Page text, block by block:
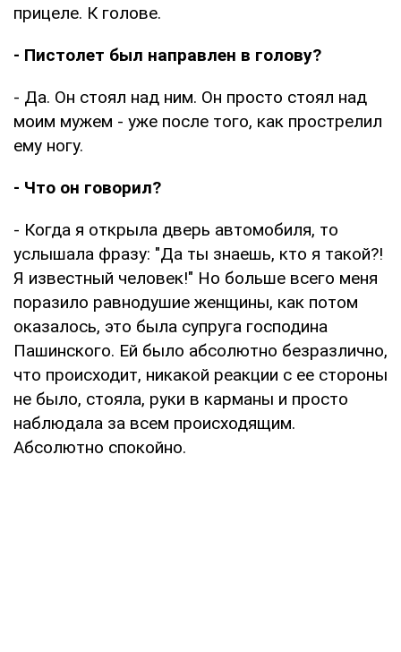
прицеле. К голове.
- Пистолет был направлен в голову?
- Да. Он стоял над ним. Он просто стоял над
моим мужем - уже после того, как прострелил
ему ногу.
- Что он говорил?
- Когда я открыла дверь автомобиля, то
услышала фразу: "Да ты знаешь, кто я такой?!
Я известный человек!" Но больше всего меня
поразило равнодушие женщины, как потом
оказалось, это была супруга господина
Пашинского. Ей было абсолютно безразлично,
что происходит, никакой реакции с ее стороны
не было, стояла, руки в карманы и просто
наблюдала за всем происходящим.
Абсолютно спокойно.